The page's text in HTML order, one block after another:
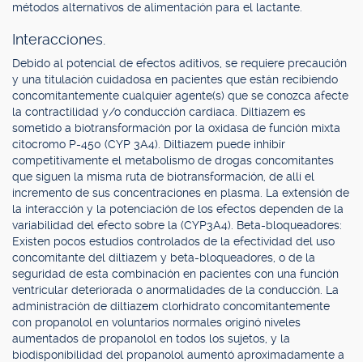
métodos alternativos de alimentación para el lactante.
Interacciones.
Debido al potencial de efectos aditivos, se requiere precaución
y una titulación cuidadosa en pacientes que están recibiendo
concomitantemente cualquier agente(s) que se conozca afecte
la contractilidad y/o conducción cardiaca. Diltiazem es
sometido a biotransformación por la oxidasa de función mixta
citocromo P-450 (CYP 3A4). Diltiazem puede inhibir
competitivamente el metabolismo de drogas concomitantes
que siguen la misma ruta de biotransformación, de allí el
incremento de sus concentraciones en plasma. La extensión de
la interacción y la potenciación de los efectos dependen de la
variabilidad del efecto sobre la (CYP3A4). Beta-bloqueadores:
Existen pocos estudios controlados de la efectividad del uso
concomitante del diltiazem y beta-bloqueadores, o de la
seguridad de esta combinación en pacientes con una función
ventricular deteriorada o anormalidades de la conducción. La
administración de diltiazem clorhidrato concomitantemente
con propanolol en voluntarios normales originó niveles
aumentados de propanolol en todos los sujetos, y la
biodisponibilidad del propanolol aumentó aproximadamente a